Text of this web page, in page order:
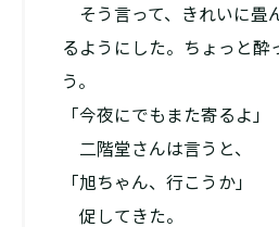
そう言って、きれいに畳
るようにした。ちょっと酔
う。
「今夜にでもまた寄るよ」
二階堂さんは言うと、
「旭ちゃん、行こうか」
促してきた。